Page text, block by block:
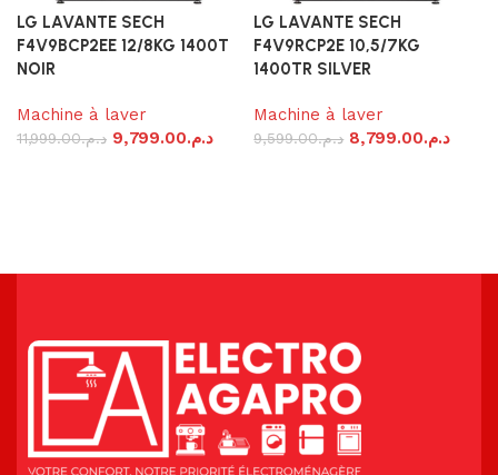
LG LAVANTE SECH
F4V9BCP2EE 12/8KG 1400T
NOIR
Machine à laver
د.م.11,999.00 د.م.9,799.00
LG LAVANTE SECH
F4V9RCP2E 10,5/7KG
1400TR SILVER
Machine à laver
د.م.9,599.00 د.م.8,799.00